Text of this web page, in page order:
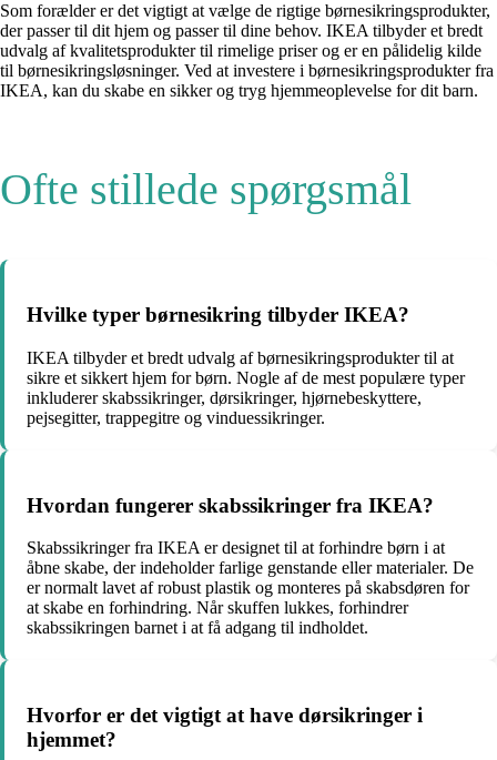
Som forælder er det vigtigt at vælge de rigtige børnesikringsprodukter,
der passer til dit hjem og passer til dine behov. IKEA tilbyder et bredt
udvalg af kvalitetsprodukter til rimelige priser og er en pålidelig kilde
til børnesikringsløsninger. Ved at investere i børnesikringsprodukter fra
IKEA, kan du skabe en sikker og tryg hjemmeoplevelse for dit barn.
Ofte stillede spørgsmål
Hvilke typer børnesikring tilbyder IKEA?
IKEA tilbyder et bredt udvalg af børnesikringsprodukter til at
sikre et sikkert hjem for børn. Nogle af de mest populære typer
inkluderer skabssikringer, dørsikringer, hjørnebeskyttere,
pejsegitter, trappegitre og vinduessikringer.
Hvordan fungerer skabssikringer fra IKEA?
Skabssikringer fra IKEA er designet til at forhindre børn i at
åbne skabe, der indeholder farlige genstande eller materialer. De
er normalt lavet af robust plastik og monteres på skabsdøren for
at skabe en forhindring. Når skuffen lukkes, forhindrer
skabssikringen barnet i at få adgang til indholdet.
Hvorfor er det vigtigt at have dørsikringer i
hjemmet?